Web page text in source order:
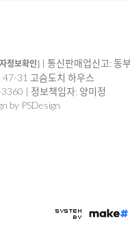
정보확인] | 통신판매업신고: 동
47-31 고슴도치 하우스
| 정보책임자: 양미정
by PSDesign